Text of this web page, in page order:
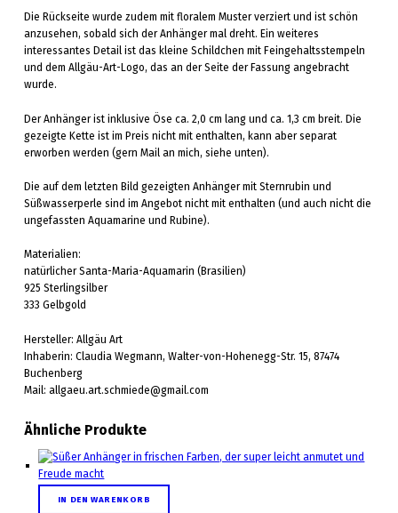
Die Rückseite wurde zudem mit floralem Muster verziert und ist schön
anzusehen, sobald sich der Anhänger mal dreht. Ein weiteres
interessantes Detail ist das kleine Schildchen mit Feingehaltsstempeln
und dem Allgäu-Art-Logo, das an der Seite der Fassung angebracht
wurde.
Der Anhänger ist inklusive Öse ca. 2,0 cm lang und ca. 1,3 cm breit. Die
gezeigte Kette ist im Preis nicht mit enthalten, kann aber separat
erworben werden (gern Mail an mich, siehe unten).
Die auf dem letzten Bild gezeigten Anhänger mit Sternrubin und
Süßwasserperle sind im Angebot nicht mit enthalten (und auch nicht die
ungefassten Aquamarine und Rubine).
Materialien:
natürlicher Santa-Maria-Aquamarin (Brasilien)
925 Sterlingsilber
333 Gelbgold
Hersteller: Allgäu Art
Inhaberin: Claudia Wegmann, Walter-von-Hohenegg-Str. 15, 87474
Buchenberg
Mail: allgaeu.art.schmiede@gmail.com
Ähnliche Produkte
IN DEN WARENKORB